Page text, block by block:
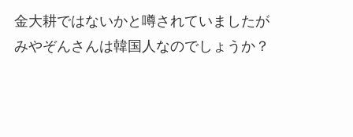
金大耕ではないかと噂されていましたが
みやぞんさんは韓国人なのでしょうか？